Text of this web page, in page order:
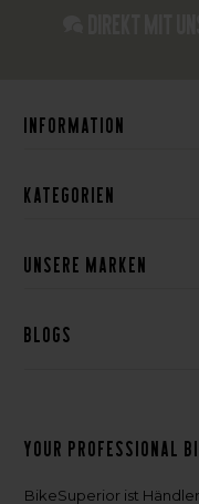
Information
Kategorien
Unsere Marken
Blogs
Your professional
BikeSuperior ist